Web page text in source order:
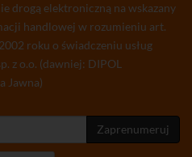
drogą elektroniczną na wskazany
handlowej w rozumieniu art.
roku o świadczeniu usług
z o.o. (dawniej: DIPOL
Jawna)
Zaprenumeruj